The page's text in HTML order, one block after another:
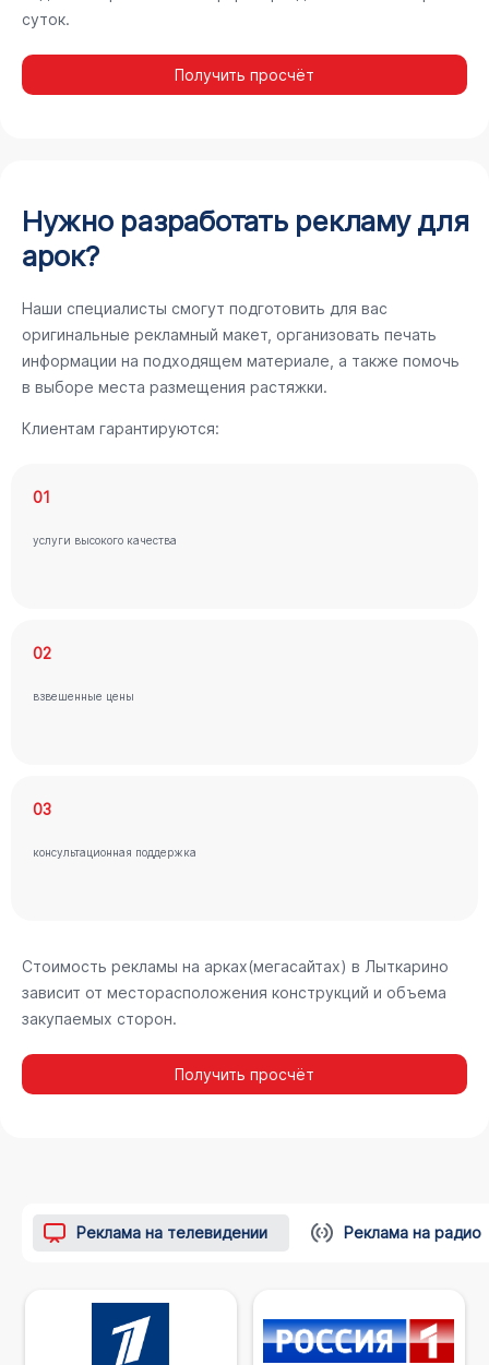
суток.
Получить просчёт
Нужно разработать рекламу для
арок?
Наши специалисты смогут подготовить для вас
оригинальные рекламный макет, организовать печать
информации на подходящем материале, а также помочь
в выборе места размещения растяжки.
Клиентам гарантируются:
01
услуги высокого качества
02
взвешенные цены
03
консультационная поддержка
Стоимость рекламы на арках(мегасайтах) в Лыткарино
зависит от месторасположения конструкций и объема
закупаемых сторон.
Получить просчёт
Реклама на телевидении Реклама на радио